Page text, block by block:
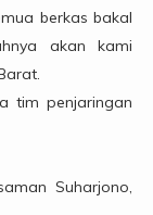
berkas bakal
akan kami
tim penjaringan
Suharjono,